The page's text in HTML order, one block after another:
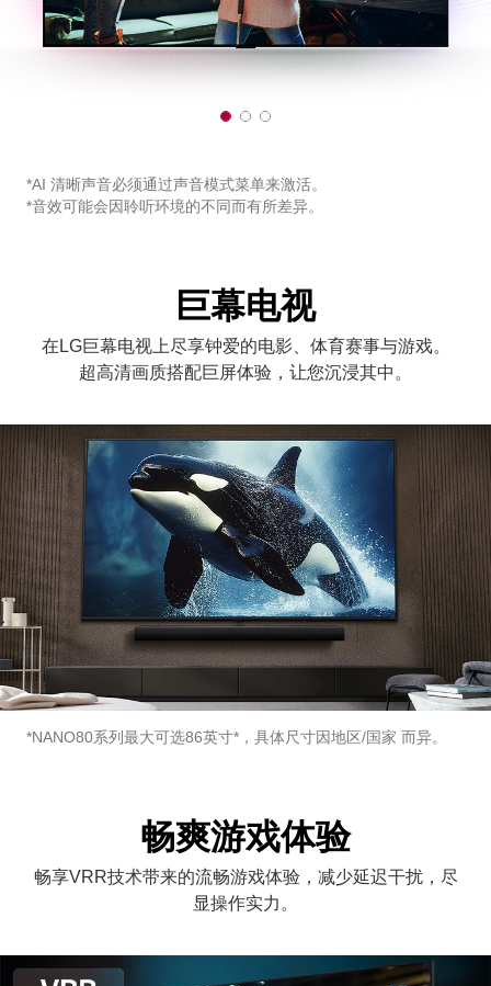
1
3
2
3
3
3
*AI 清晰声音必须通过声音模式菜单来激活。
*音效可能会因聆听环境的不同而有所差异。
巨幕电视
在LG巨幕电视上尽享钟爱的电影、体育赛事与游戏。
超高清画质搭配巨屏体验，让您沉浸其中。
*NANO80系列最大可选86英寸*，具体尺寸因地区/国家 而异。
畅爽游戏体验
畅享VRR技术带来的流畅游戏体验，减少延迟干扰，尽
显操作实力。